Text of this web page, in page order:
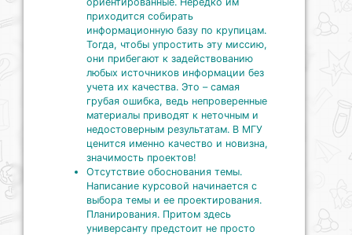
приходится собирать
информационную базу по крупицам.
Тогда, чтобы упростить эту миссию,
они прибегают к задействованию
любых источников информации без
учета их качества. Это – самая
грубая ошибка, ведь непроверенные
материалы приводят к неточным и
недостоверным результатам. В МГУ
ценится именно качество и новизна,
значимость проектов!
Отсутствие обоснования темы.
Написание курсовой начинается с
выбора темы и ее проектирования.
Планирования. Притом здесь
универсанту предстоит не просто